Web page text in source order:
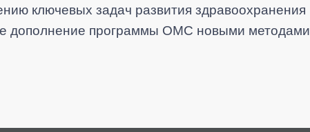
ключевых задач развития здравоохранения
дополнение программы ОМС новыми методами